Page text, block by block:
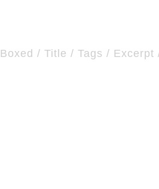
Boxed / Title / Tags / Excerpt